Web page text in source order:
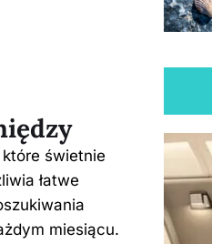
świetnie
łatwe
miesiącu.